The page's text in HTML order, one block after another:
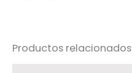
Productos relacionados